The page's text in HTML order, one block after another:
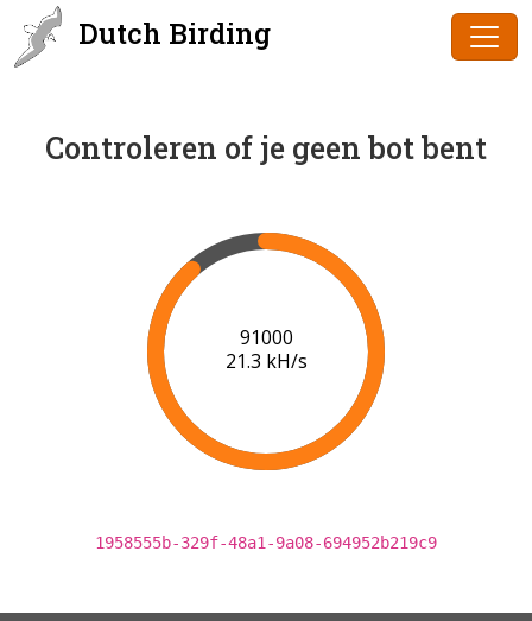
Dutch Birding
Controleren of je geen bot bent
91000
21.3 kH/s
1958555b-329f-48a1-9a08-694952b219c9